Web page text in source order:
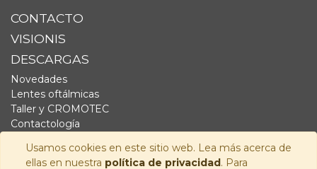
Usamos cookies en este sitio web. Lea más acerca de
ellas en nuestra política de privacidad. Para
CONTACTO
VISIONIS
DESCARGAS
Novedades
Lentes oftálmicas
Taller y CROMOTEC
Contactología
Fornitura